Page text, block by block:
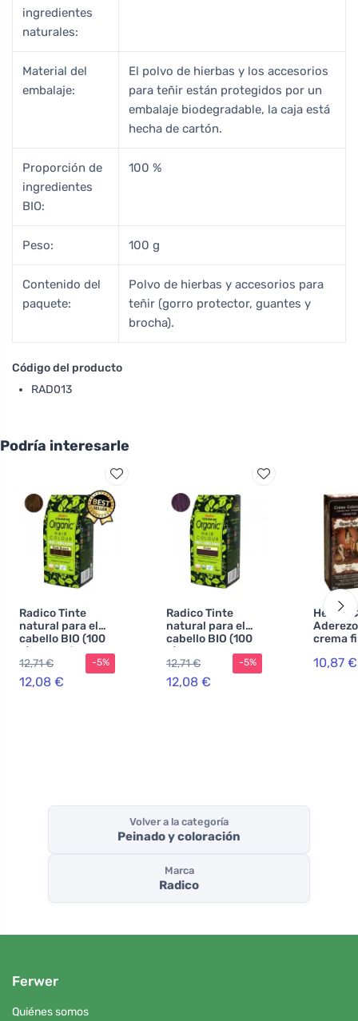
ingredientes
naturales:
Material del
embalaje:
El polvo de hierbas y los accesorios
para teñir están protegidos por un
embalaje biodegradable, la caja está
hecha de cartón.
Proporción de
ingredientes
BIO:
100 %
Peso: 100 g
Contenido del
paquete:
Polvo de hierbas y accesorios para
teñir (gorro protector, guantes y
brocha).
Código del producto
RAD013
Podría interesarle
Radico Tinte
natural para el
cabello BIO (100
g) - marrón
oscuro
12,71 €
12,08 €
-5%
Radico Tinte
natural para el
cabello BIO (100
g) - morado -
para la salud, el
brillo y la fuerza
12,71 €
12,08 €
-5%
Henné
crema
10,87 €
Volver a la categoría
Peinado y coloración
Marca
Radico
Ferwer
Quiénes somos